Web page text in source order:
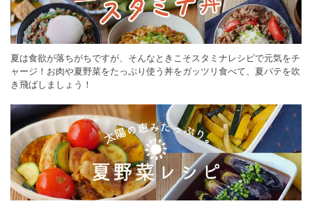
夏は食欲が落ちがちですが、そんなときこそスタミナレシピで元気をチ
ャージ！お肉や夏野菜をたっぷり使う丼をガッツリ食べて、夏バテを吹
き飛ばしましょう！